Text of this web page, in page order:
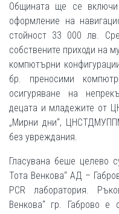
Общината ще се включи
оформление на
стойност 33 000 лв.
собствените приходи на
компютърни
бр. преносими
осигуряване на
децата и младежите от
„Мирни дни“,
без увреждания.
Гласувана беше целево
Тота Венкова“ АД –
PCR лаборатория.
Венкова“ гр. Габрово е